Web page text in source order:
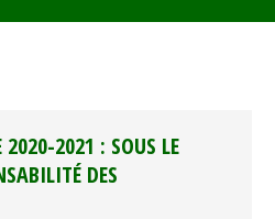
‪2020-2021‬ : SOUS LE
DES